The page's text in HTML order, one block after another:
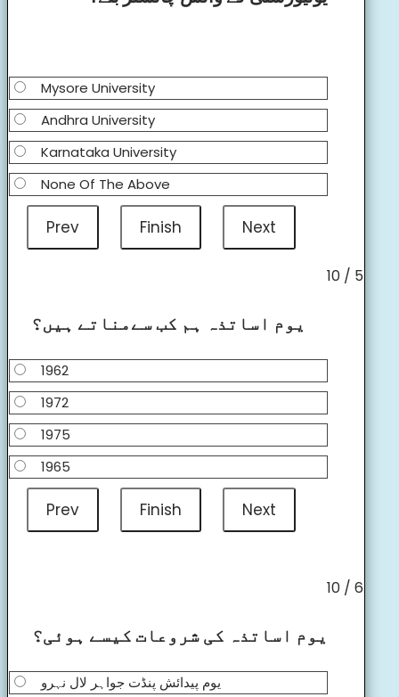
Mysore University
Andhra University
Karnataka University
None Of The Above
5 / 10
یوم اساتذہ ہم کب سےمناتے ہیں؟
1962
1972
1975
1965
6 / 10
یوم اساتذہ کی شروعات کیسے ہوئی؟
یوم پیدائش پنڈت جواہر لال نہرو